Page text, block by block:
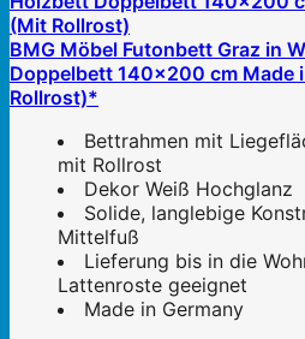
BMG Möbel Futonbett Graz in
Doppelbett 140x200 cm Made
Rollrost)*
Bettrahmen mit
mit Rollrost
Dekor Weiß Hochglanz
Solide, langlebige
Mittelfuß
Lieferung bis in die
Lattenroste geeignet
Made in Germany